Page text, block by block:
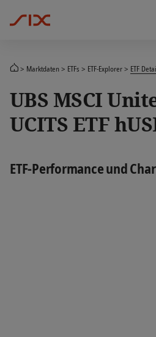
Marktdaten ETFs ETF-Explorer ETF
UBS MSCI
UCITS ETF
ETF-Performance und